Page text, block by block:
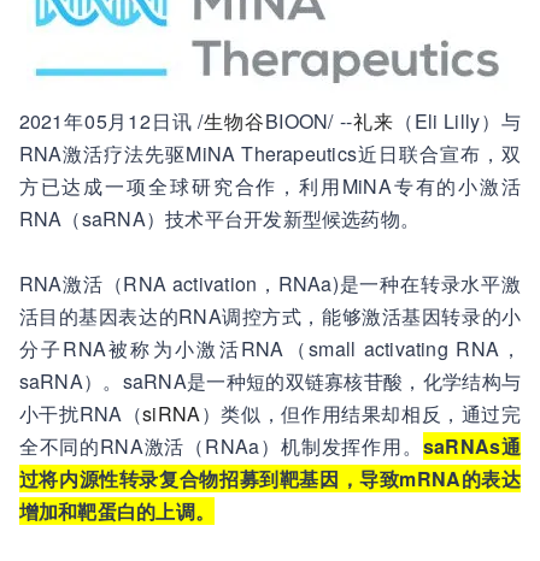
2021年05月12日讯 /生物谷BIOON/ --礼来 （Eli Lilly）与
RNA激活疗法先驱MiNA Therapeutics近日联合宣布，双
方已达成一项全球研究合作，利用MiNA专有的小激活
RNA（saRNA）技术平台开发新型候选药物。
RNA激活（RNA activation，RNAa)是一种在转录水平激
活目的基因表达的RNA调控方式，能够激活基因转录的小
分子RNA被称为小激活RNA（small activating RNA，
saRNA）。saRNA是一种短的双链寡核苷酸，化学结构与
小干扰RNA（siRNA）类似，但作用结果却相反，通过完
全不同的RNA激活（RNAa）机制发挥作用。 saRNAs通
过将内源性转录复合物招募到靶基因，导致mRNA的表达
增加和靶蛋白的上调。